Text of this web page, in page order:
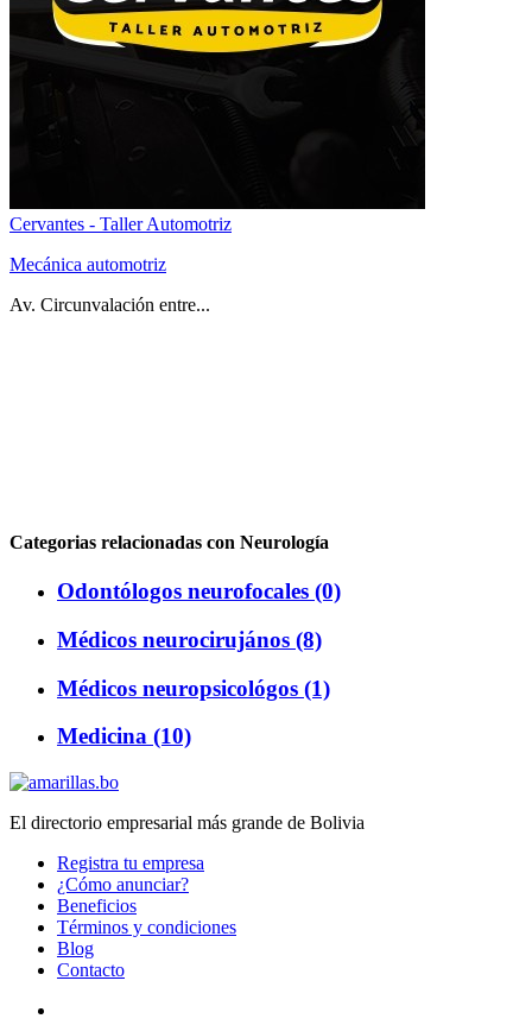
Cervantes - Taller Automotriz
Mecánica automotriz
Av. Circunvalación entre...
Categorias relacionadas con Neurología
Odontólogos neurofocales (0)
Médicos neurocirujános (8)
Médicos neuropsicológos (1)
Medicina (10)
El directorio empresarial más grande de Bolivia
Registra tu empresa
¿Cómo anunciar?
Beneficios
Términos y condiciones
Blog
Contacto